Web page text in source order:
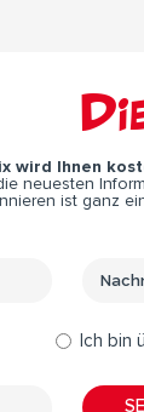
wird Ihnen
neuesten
ist ganz
Ich bin